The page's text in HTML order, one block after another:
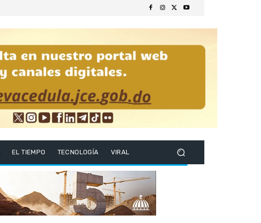
EL TIEMPO TECNOLOGÍA VIRAL